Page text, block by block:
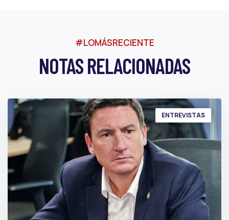
#LOMÁSRECIENTE
NOTAS RELACIONADAS
ENTREVISTAS